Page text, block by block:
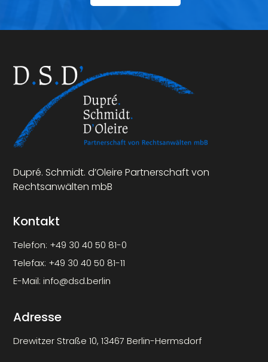
Dupré. Schmidt. d’Oleire Partnerschaft von
Rechtsanwälten mbB
Kontakt
Telefon: +49 30 40 50 81-0
Telefax: +49 30 40 50 81-11
E-Mail:info@dsd.berlin
Adresse
Drewitzer Straße 10, 13467 Berlin-Hermsdorf